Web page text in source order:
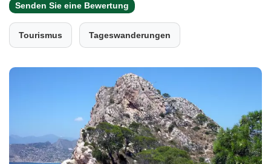
Senden Sie eine Bewertung
Tourismus Tageswanderungen